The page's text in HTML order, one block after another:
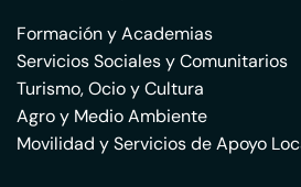
Formación y Academias
Servicios Sociales y Comunitarios
Turismo, Ocio y Cultura
Agro y Medio Ambiente
Movilidad y Servicios de Apoyo